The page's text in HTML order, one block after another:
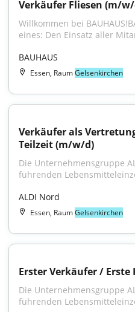
Verkäufer Fliesen (m/
Willkommen bei
eines: Den Einsatz aller
BAUHAUS
Essen, RaumGelsenkirchen
Verkäufer als
Teilzeit (m/w/d)
Die Unternehmensgruppe
führenden
ALDI Nord
Essen, RaumGelsenkirchen
Erster Verkäufer /
Die Unternehmensgruppe
führenden